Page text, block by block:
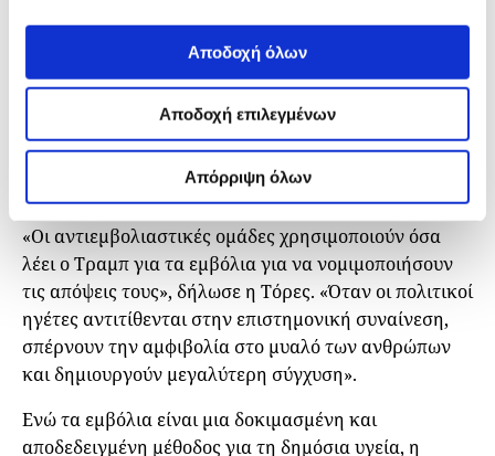
Αποδοχή όλων
Αποδοχή επιλεγμένων
Απόρριψη όλων
σύγκριση με την περσινή χρονιά.
Η Τόρες επισημαίνει ότι ο κοκκύτης μπορεί να
προληφθεί με τον εμβολιασμό, αλλά η αυξημένη
δυσπιστία προς τα φάρμακα και τις υγειονομικές
Aρχές είναι ένας παράγοντας που έχει προκαλέσει
θανατηφόρες, πλην όμως αποτρέψιμες επιδημίες.
«Οι αντιεμβολιαστικές ομάδες χρησιμοποιούν όσα
λέει ο Τραμπ για τα εμβόλια για να νομιμοποιήσουν
τις απόψεις τους», δήλωσε η Τόρες. «Όταν οι πολιτικοί
ηγέτες αντιτίθενται στην επιστημονική συναίνεση,
σπέρνουν την αμφιβολία στο μυαλό των ανθρώπων
και δημιουργούν μεγαλύτερη σύγχυση».
Ενώ τα εμβόλια είναι μια δοκιμασμένη και
αποδεδειγμένη μέθοδος για τη δημόσια υγεία, η